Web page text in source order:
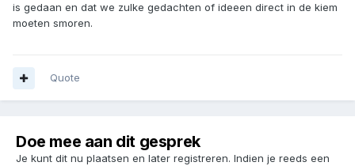
is gedaan en dat we zulke gedachten of ideeen direct in de kiem
moeten smoren.
Quote
Doe mee aan dit gesprek
Je kunt dit nu plaatsen en later registreren. Indien je reeds een